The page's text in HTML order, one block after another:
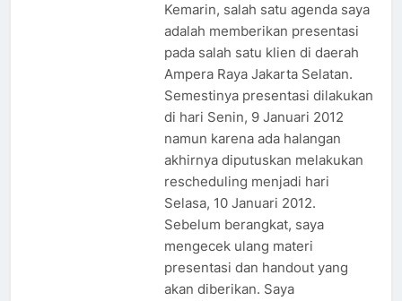
Kemarin, salah satu agenda saya
adalah memberikan presentasi
pada salah satu klien di daerah
Ampera Raya Jakarta Selatan.
Semestinya presentasi dilakukan
di hari Senin, 9 Januari 2012
namun karena ada halangan
akhirnya diputuskan melakukan
rescheduling menjadi hari
Selasa, 10 Januari 2012.
Sebelum berangkat, saya
mengecek ulang materi
presentasi dan handout yang
akan diberikan. Saya